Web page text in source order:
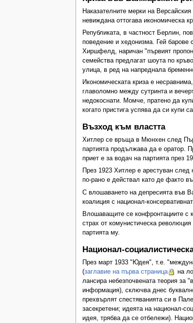
Наказателните мерки на
невиждана оттогава икономическа
Републиката, в частност Берлин,
поведение и хедонизма. Гей барове
Хиршфелд, наричан "първият
семейства предлагат шоута по
улица, в ред на напреднала
Икономическата криза е
главоломно между сутринта и
недокоснати. Момче, пратено да
когато пристига успява да си купи
Възход към властта
Хитлер се връща в Мюнхен след
партията продължава да е оратор.
приет е за водач на партията през
През 1923 Хитлер е арестуван
по-рано е действал като де факто
С влошаването на депресията във
коалиция с национал-
Влошаващите се конфронтациите с
страх от комунистическа
партията му.
Национал-
През март 1933 "Юдея", т.е.
(заглавие на първа страница на
лансира небезпочвената теория за
информация), сключва днес
прехвърлят спестяванията си в
засекретени; идеята на национал-
идея, трябва да се отбележи).